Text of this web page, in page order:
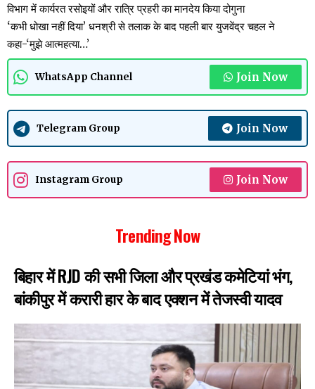
विभाग में कार्यरत रसोइयों और रात्रि प्रहरी का मानदेय किया दोगुना
‘कभी धोखा नहीं दिया’ धनश्री से तलाक के बाद पहली बार युजवेंद्र चहल ने
कहा-‘मुझे आत्महत्या…’
WhatsApp Channel Join Now
Telegram Group Join Now
Instagram Group Join Now
Trending Now
बिहार में RJD की सभी जिला और प्रखंड कमेटियां भंग,
बांकीपुर में करारी हार के बाद एक्शन में तेजस्वी यादव